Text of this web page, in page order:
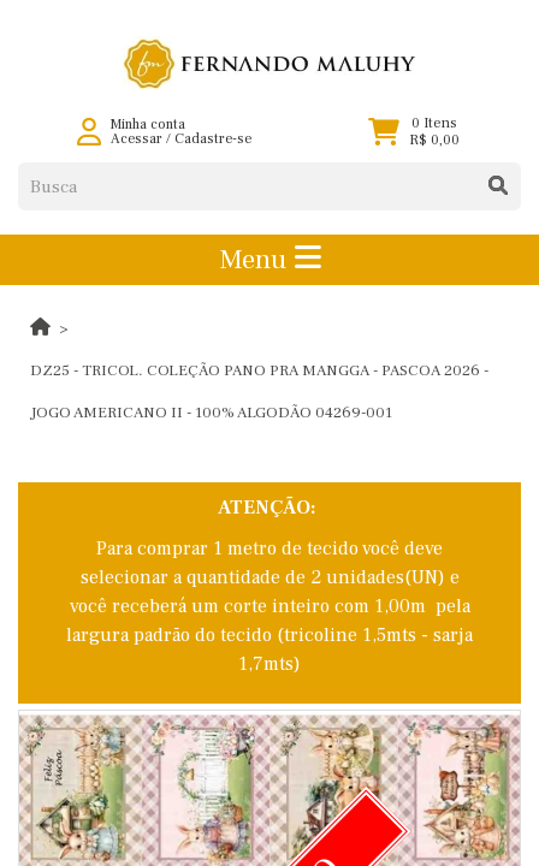
Minha conta
Acessar/ Cadastre-se
0 Itens
R$ 0,00
Menu
DZ25 - TRICOL. COLEÇÃO PANO PRA MANGGA - PASCOA 2026 -
JOGO AMERICANO II - 100% ALGODÃO 04269-001
ATENÇÃO:
Para comprar 1 metro de tecido você deve
selecionar a quantidade de 2 unidades(UN) e
você receberá um corte inteiro com 1,00m pela
largura padrão do tecido (tricoline 1,5mts - sarja
1,7mts)